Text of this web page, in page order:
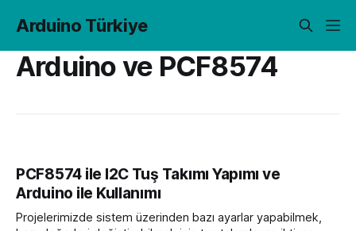
Arduino Türkiye
Arduino ve PCF8574
PCF8574 ile I2C Tuş Takımı Yapımı ve
Arduino ile Kullanımı
Projelerimizde sistem üzerinden bazı ayarlar yapabilmek,